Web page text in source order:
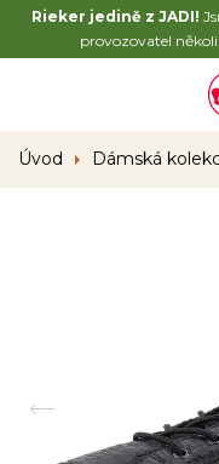
Rieker jedině z JADI!
provozovatel
Úvod Dámská